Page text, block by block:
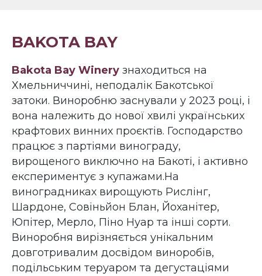
BAKOTA BAY
Bakota Bay Winery знаходиться на
Хмельниччині, неподалік Бакотської
затоки. Виноробню заснували у 2023 році, і
вона належить до нової хвилі українських
крафтових винних проєктів. Господарство
працює з партіями винограду,
вирощеного виключно на Бакоті, і активно
експериментує з купажами.На
виноградниках вирощують Рислінг,
Шардоне, Совіньйон Блан, Йоханітер,
Юпітер, Мерло, Піно Нуар та інші сорти.
Виноробня вирізняється унікальним
довготривалим досвідом виноробів,
подільським теруаром та дегустаціями